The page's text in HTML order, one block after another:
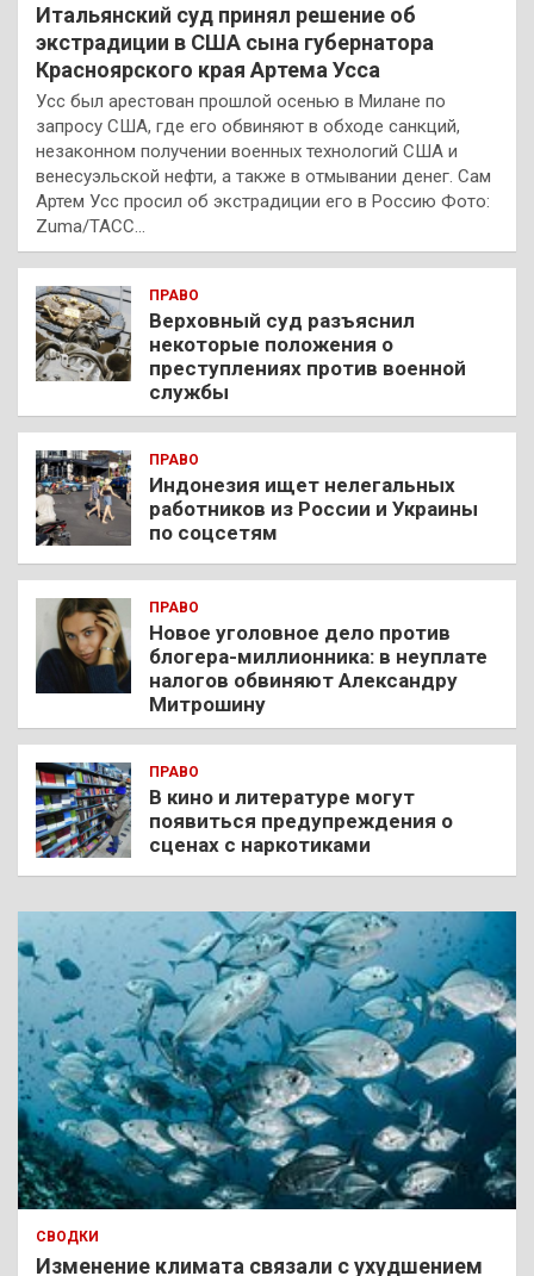
Итальянский суд принял решение об
экстрадиции в США сына губернатора
Красноярского края Артема Усса
Усс был арестован прошлой осенью в Милане по
запросу США, где его обвиняют в обходе санкций,
незаконном получении военных технологий США и
венесуэльской нефти, а также в отмывании денег. Сам
Артем Усс просил об экстрадиции его в Россию Фото:
Zuma/ТАСС…
ПРАВО
Верховный суд разъяснил
некоторые положения о
преступлениях против военной
службы
ПРАВО
Индонезия ищет нелегальных
работников из России и Украины
по соцсетям
ПРАВО
Новое уголовное дело против
блогера-миллионника: в неуплате
налогов обвиняют Александру
Митрошину
ПРАВО
В кино и литературе могут
появиться предупреждения о
сценах с наркотиками
СВОДКИ
Изменение климата связали с ухудшением